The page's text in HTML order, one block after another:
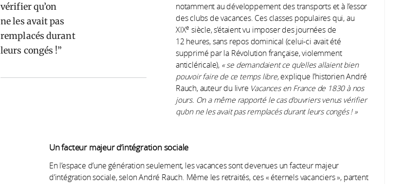
vérifier qu’on
ne les avait pas
remplacés durant
leurs congés !
notamment au développement des transports et à l’essor
des clubs de vacances. Ces classes populaires qui, au
XIXe siècle, s’étaient vu imposer des journées de
12 heures, sans repos dominical (celui-ci avait été
supprimé par la Révolution française, violemment
anticléricale), « se demandaient ce qu’elles allaient bien
pouvoir faire de ce temps libre,explique l’historien André
Rauch, auteur du livre Vacances en France de 1830 à nos
jours. On a même rapporté le cas d’ouvriers venus vérifier
qu’on ne les avait pas remplacés durant leurs congés ! »
Un facteur majeur d’intégration sociale
En l’espace d’une génération seulement, les vacances sont devenues un facteur majeur
d’intégration sociale, selon André Rauch. Même les retraités, ces « éternels vacanciers », partent